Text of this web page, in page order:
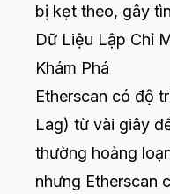
bị kẹt theo, gây
Dữ Liệu Lập Chỉ
Khám Phá
Etherscan có độ
Lag) từ vài giây
thường hoảng
nhưng Etherscan